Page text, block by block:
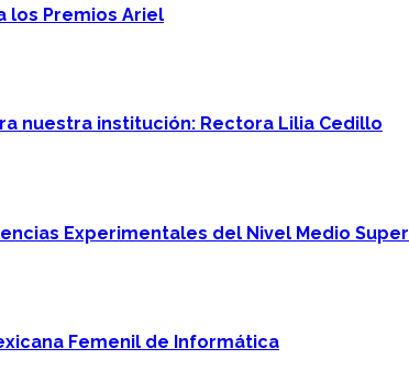
los Premios Ariel
nuestra institución: Rectora Lilia Cedillo
Experimentales del Nivel Medio
Femenil de Informática